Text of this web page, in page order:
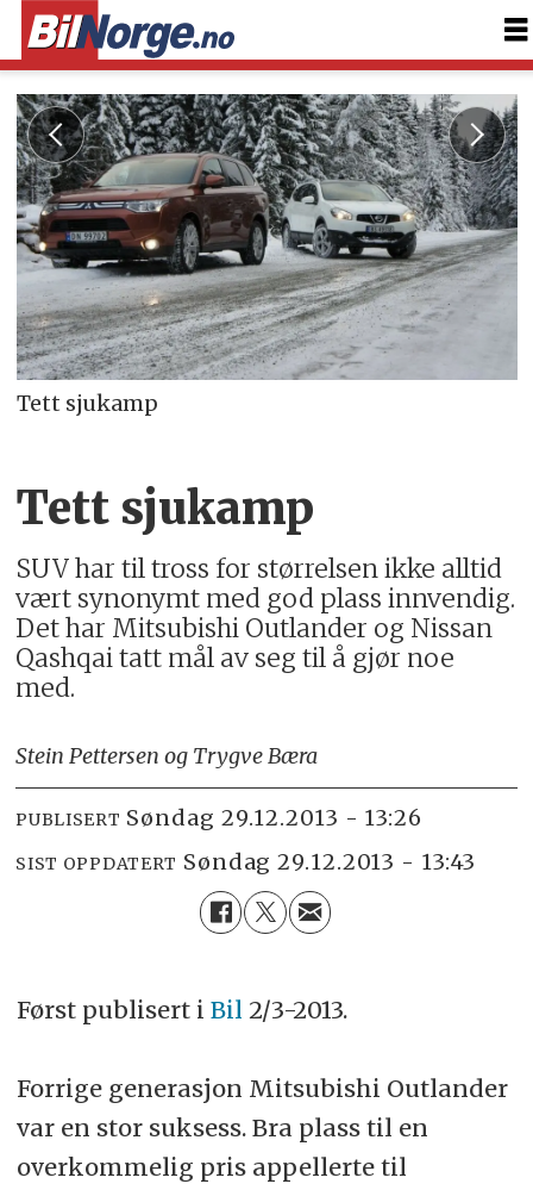
Tett sjukamp
Tett sjukamp
SUV har til tross for størrelsen ikke alltid
vært synonymt med god plass innvendig.
Det har Mitsubishi Outlander og Nissan
Qashqai tatt mål av seg til å gjør noe
med.
Stein Pettersen og Trygve Bæra
PUBLISERT søndag 29.12.2013 - 13:26
SIST OPPDATERT søndag 29.12.2013 - 13:43
Først publisert i Bil 2/3-2013.
Forrige generasjon Mitsubishi Outlander
var en stor suksess. Bra plass til en
overkommelig pris appellerte til